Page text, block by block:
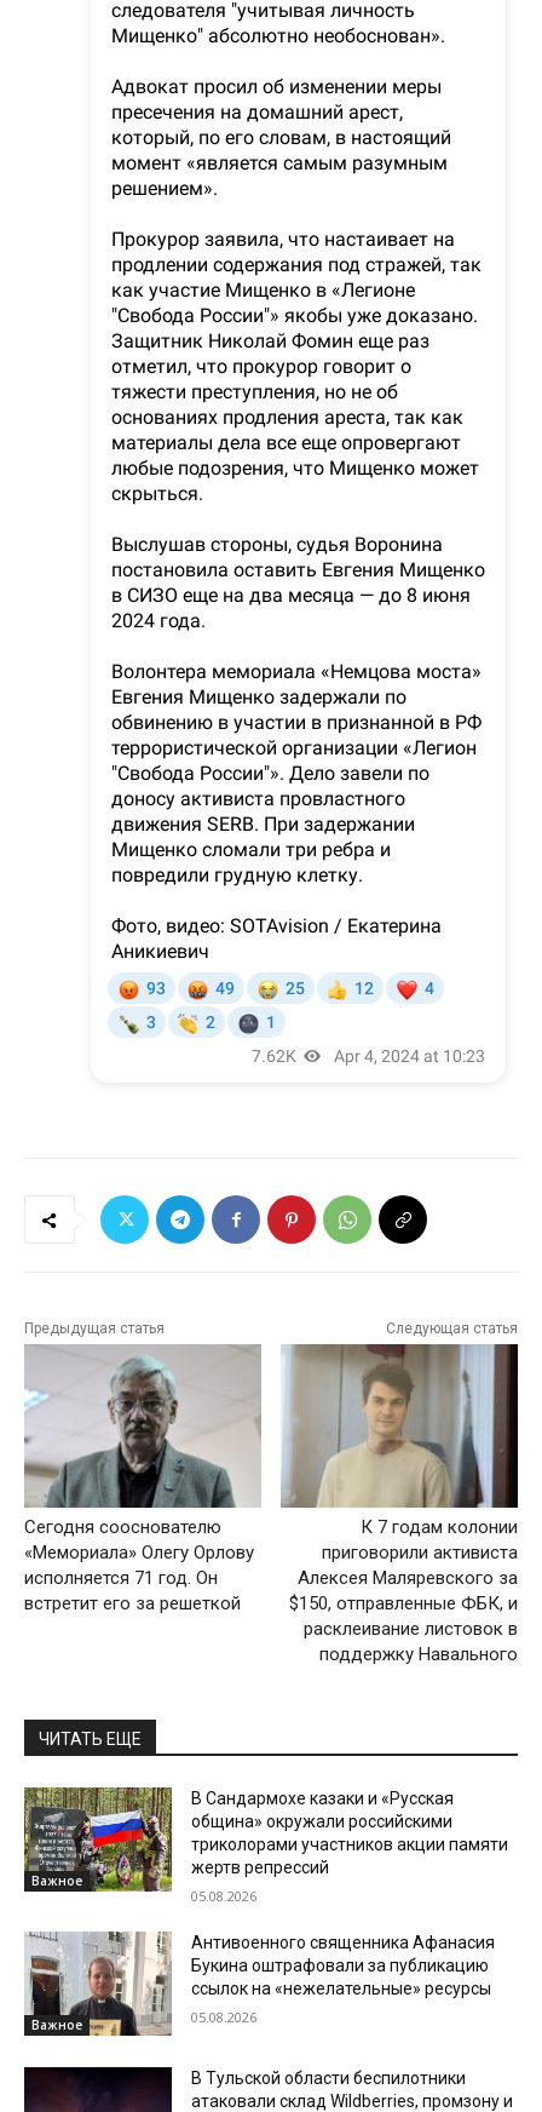
Предыдущая статья
Сегодня сооснователю
«Мемориала» Олегу Орлову
исполняется 71 год. Он
встретит его за решеткой
Следующая статья
К 7 годам колонии
приговорили активиста
Алексея Маляревского за
$150, отправленные ФБК, и
расклеивание листовок в
поддержку Навального
ЧИТАТЬ ЕЩЕ
Важное
В Сандармохе казаки и «Русская
община» окружали российскими
триколорами участников акции памяти
жертв репрессий
05.08.2026
Важное
Антивоенного священника Афанасия
Букина оштрафовали за публикацию
ссылок на «нежелательные» ресурсы
05.08.2026
В Тульской области беспилотники
атаковали склад Wildberries, промзону и